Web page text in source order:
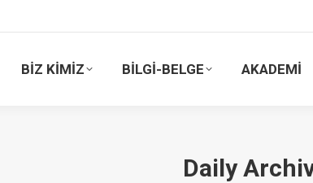
BİZ KİMİZ BİLGİ-BELGE AKADEMİ
Daily